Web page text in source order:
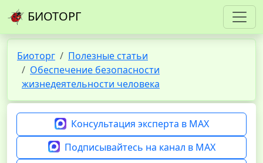
БИОТОРГ
Биоторг
Полезные статьи
Обеспечение безопасности
жизнедеятельности человека
Консультация эксперта в MAX
Подписывайтесь на канал в MAX